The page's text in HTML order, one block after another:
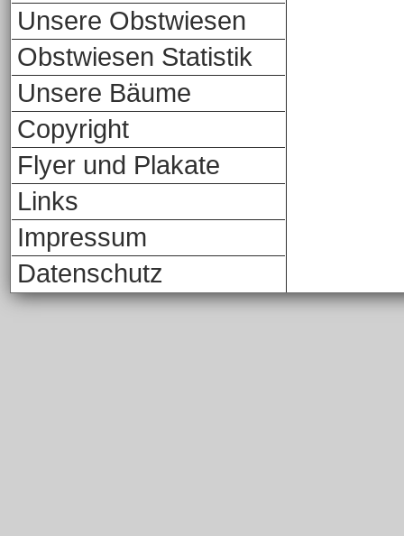
Unsere Obstwiesen
Obstwiesen Statistik
Unsere Bäume
Copyright
Flyer und Plakate
Links
Impressum
Datenschutz